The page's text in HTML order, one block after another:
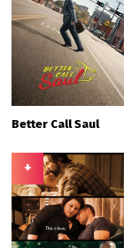
Better Call Saul
+